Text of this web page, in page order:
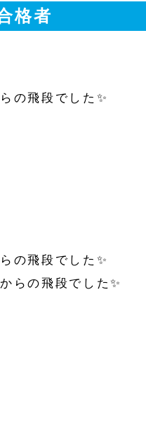
格者
飛段でした✨
飛段でした✨
の飛段でした✨